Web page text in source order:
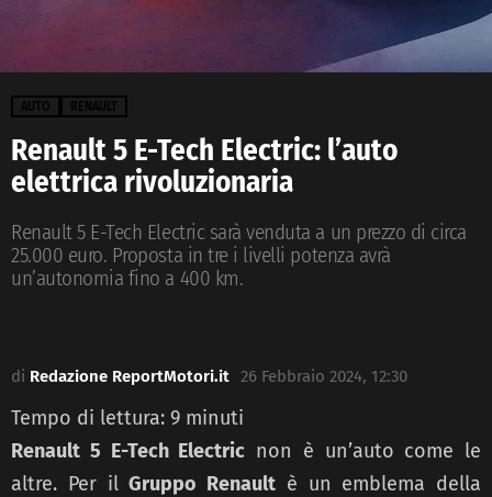
AUTO RENAULT
Renault 5 E-Tech Electric: l’auto
elettrica rivoluzionaria
Renault 5 E-Tech Electric sarà venduta a un prezzo di circa
25.000 euro. Proposta in tre i livelli potenza avrà
un’autonomia fino a 400 km.
di Redazione ReportMotori.it 26 Febbraio 2024, 12:30
Tempo di lettura: 9 minuti
Renault 5 E-Tech Electric non è un’auto come le
altre. Per ilGruppo Renault è un emblema della